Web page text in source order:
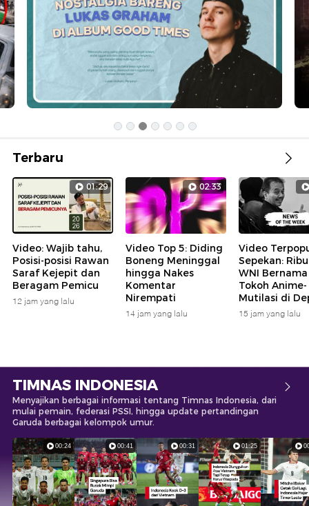
Terbaru
01:29
Video: Wajib tahu,
Posisi-posisi Rawan
Saraf Kejepit dan
Beragam Pemicu
12 jam yang lalu
02:33
Video Top 5: Diding
Boneng Meninggal
hingga Nakes
Komentar
Nirempati
14 jam yang lalu
Video
Sepekan:
WNI Bernama
Tokoh Anime-
Mutilasi di
15 jam yang lalu
TIMNAS INDONESIA
Menyajikan berbagai informasi tentang Timnas Indonesia, dari
mulai pemain, federasi PSSI, hingga update pertandingan
Garuda berbagai kelompok umur.
00:24 00:41 00:31 01:25